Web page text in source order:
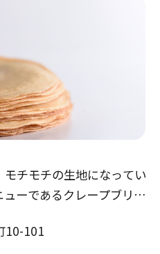
チモチの生地になってい
ーであるクレープブリュ
ます。
10-101